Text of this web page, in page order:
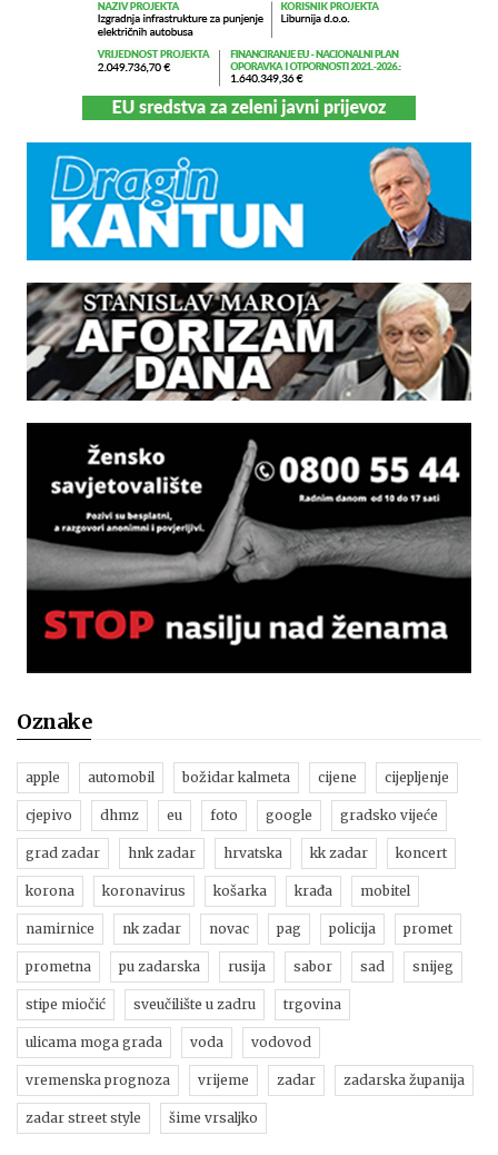
Oznake
apple automobil božidar kalmeta cijene cijepljenje
cjepivo dhmz eu foto google gradsko vijeće
grad zadar hnk zadar hrvatska kk zadar koncert
korona koronavirus košarka krađa mobitel
namirnice nk zadar novac pag policija promet
prometna pu zadarska rusija sabor sad snijeg
stipe miočić sveučilište u zadru trgovina
ulicama moga grada voda vodovod
vremenska prognoza vrijeme zadar zadarska županija
zadar street style šime vrsaljko